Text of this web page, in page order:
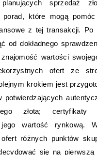
sprzedaż
porad, które mogą
z tej transakcji. Po
od dokładnego
wartości
ofert ze
krokiem jest
potwierdzających
złota; certyfikaty
wartość rynkową.
ofert różnych punktów
się na